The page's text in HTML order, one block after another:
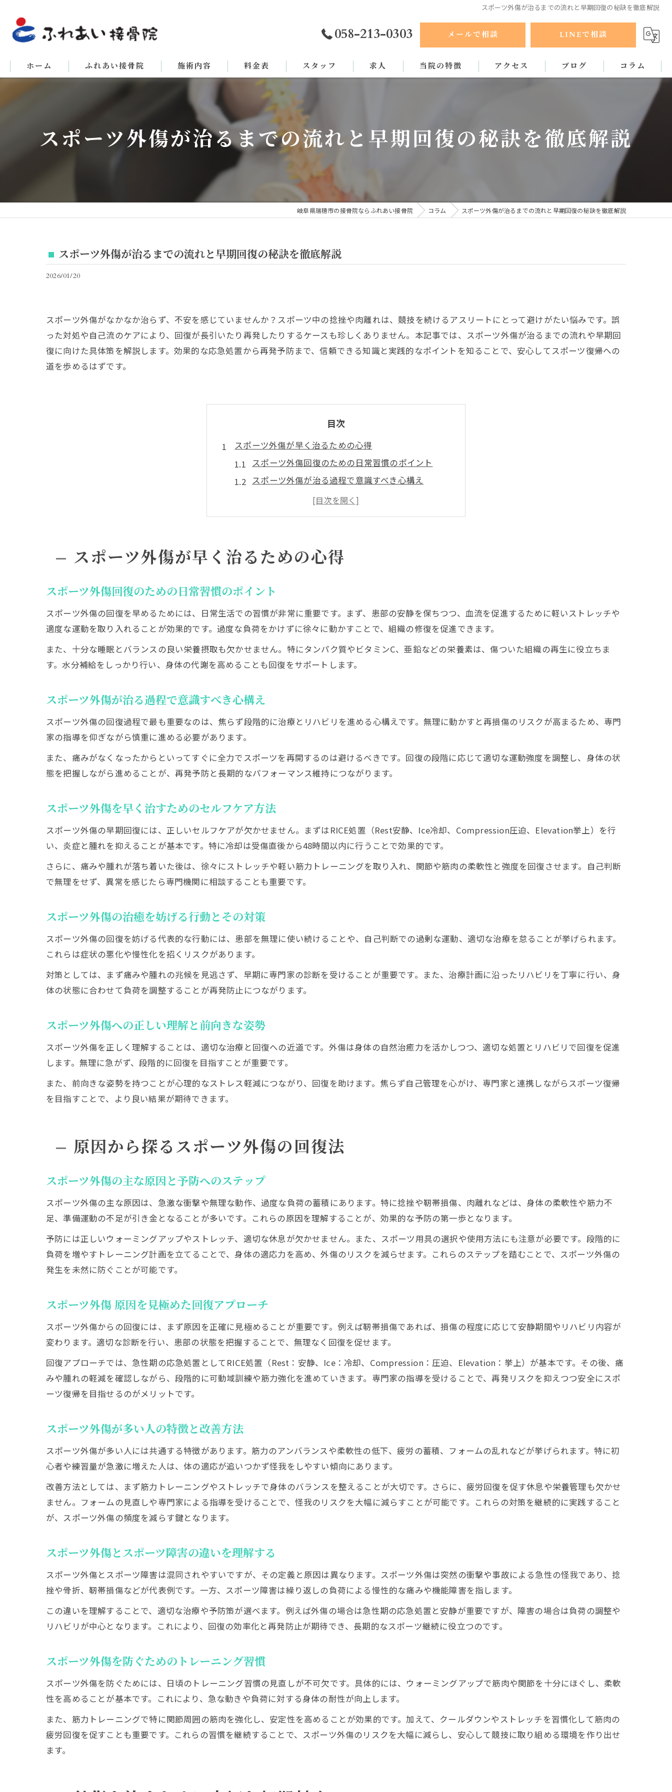
スポーツ外傷が治るまでの流れと早期回復の秘訣を徹底解説
058-213-0303 メールで相談 LINEで相談
ホーム ふれあい接骨院 施術内容 料金表 スタッフ 求人 当院の特徴
姿勢矯正
アクセス ブログ コラム
スポーツ外傷が治るまでの流れと早期回復の秘訣を徹底解説
岐阜県瑞穂市の接骨院ならふれあい接骨院 コラム スポーツ外傷が治るまでの流れと早期回復の秘訣を徹底解説
スポーツ外傷が治るまでの流れと早期回復の秘訣を徹底解説
2026/01/20
スポーツ外傷がなかなか治らず、不安を感じていませんか？スポーツ中の捻挫や肉離れは、競技を続けるアスリートにとって避けがたい悩みです。誤
った対処や自己流のケアにより、回復が長引いたり再発したりするケースも珍しくありません。本記事では、スポーツ外傷が治るまでの流れや早期回
復に向けた具体策を解説します。効果的な応急処置から再発予防まで、信頼できる知識と実践的なポイントを知ることで、安心してスポーツ復帰への
道を歩めるはずです。
目次
スポーツ外傷が早く治るための心得
スポーツ外傷回復のための日常習慣のポイント
スポーツ外傷が治る過程で意識すべき心構え
スポーツ外傷を早く治すためのセルフケア方法
スポーツ外傷の治癒を妨げる行動とその対策
原因から探るスポーツ外傷の回復法
スポーツ外傷の主な原因と予防へのステップ
スポーツ外傷 原因を見極めた回復アプローチ
スポーツ外傷とスポーツ障害の違いを理解する
外傷を治すために大切な初期対応
スポーツ外傷 初期対応の基本と実践法
スポーツ外傷の初期対応で重要な注意点
スポーツ外傷 初期処置と再発防止の工夫
症状別スポーツ外傷の治癒ポイント解説
スポーツ外傷 一覧からみる主な症状の特徴
スポーツ外傷ランキングにみる多い怪我と対策
スポーツ外傷それぞれの治癒期間の傾向
スポーツ外傷例で解説する治療のコツ
もし再発を防ぐなら抑えておくべき予防策
スポーツ外傷 予防に効果的なストレッチ方法
スポーツ外傷予防に役立つセルフチェックのコツ
スポーツ外傷が多い人の特徴と対策ポイント
スポーツ外傷と障害の違いを活かした予防法
治療経過で見落としがちな注意点とは
スポーツ外傷 治療経過で気をつけたいポイント
スポーツ外傷治療中のリハビリの落とし穴
スポーツ外傷治療でやりがちな間違い対策
スポーツ外傷が早く治るための心得
スポーツ外傷回復のための日常習慣のポイント
スポーツ外傷の回復を早めるためには、日常生活での習慣が非常に重要です。まず、患部の安静を保ちつつ、血流を促進するために軽いストレッチや
適度な運動を取り入れることが効果的です。過度な負荷をかけずに徐々に動かすことで、組織の修復を促進できます。
また、十分な睡眠とバランスの良い栄養摂取も欠かせません。特にタンパク質やビタミンC、亜鉛などの栄養素は、傷ついた組織の再生に役立ちま
す。水分補給をしっかり行い、身体の代謝を高めることも回復をサポートします。
スポーツ外傷が治る過程で意識すべき心構え
スポーツ外傷の回復過程で最も重要なのは、焦らず段階的に治療とリハビリを進める心構えです。無理に動かすと再損傷のリスクが高まるため、専門
家の指導を仰ぎながら慎重に進める必要があります。
また、痛みがなくなったからといってすぐに全力でスポーツを再開するのは避けるべきです。回復の段階に応じて適切な運動強度を調整し、身体の状
態を把握しながら進めることが、再発予防と長期的なパフォーマンス維持につながります。
スポーツ外傷を早く治すためのセルフケア方法
スポーツ外傷の早期回復には、正しいセルフケアが欠かせません。まずはRICE処置（Rest安静、Ice冷却、Compression圧迫、Elevation挙上）を行
い、炎症と腫れを抑えることが基本です。特に冷却は受傷直後から48時間以内に行うことで効果的です。
さらに、痛みや腫れが落ち着いた後は、徐々にストレッチや軽い筋力トレーニングを取り入れ、関節や筋肉の柔軟性と強度を回復させます。自己判断
で無理をせず、異常を感じたら専門機関に相談することも重要です。
スポーツ外傷の治癒を妨げる行動とその対策
スポーツ外傷の回復を妨げる代表的な行動には、患部を無理に使い続けることや、自己判断での過剰な運動、適切な治療を怠ることが挙げられます。
これらは症状の悪化や慢性化を招くリスクがあります。
対策としては、まず痛みや腫れの兆候を見逃さず、早期に専門家の診断を受けることが重要です。また、治療計画に沿ったリハビリを丁寧に行い、身
体の状態に合わせて負荷を調整することが再発防止につながります。
スポーツ外傷への正しい理解と前向きな姿勢
スポーツ外傷を正しく理解することは、適切な治療と回復への近道です。外傷は身体の自然治癒力を活かしつつ、適切な処置とリハビリで回復を促進
します。無理に急がず、段階的に回復を目指すことが重要です。
また、前向きな姿勢を持つことが心理的なストレス軽減につながり、回復を助けます。焦らず自己管理を心がけ、専門家と連携しながらスポーツ復帰
を目指すことで、より良い結果が期待できます。
原因から探るスポーツ外傷の回復法
スポーツ外傷の主な原因と予防へのステップ
スポーツ外傷の主な原因は、急激な衝撃や無理な動作、過度な負荷の蓄積にあります。特に捻挫や靭帯損傷、肉離れなどは、身体の柔軟性や筋力不
足、準備運動の不足が引き金となることが多いです。これらの原因を理解することが、効果的な予防の第一歩となります。
予防には正しいウォーミングアップやストレッチ、適切な休息が欠かせません。また、スポーツ用具の選択や使用方法にも注意が必要です。段階的に
負荷を増やすトレーニング計画を立てることで、身体の適応力を高め、外傷のリスクを減らせます。これらのステップを踏むことで、スポーツ外傷の
発生を未然に防ぐことが可能です。
スポーツ外傷 原因を見極めた回復アプローチ
スポーツ外傷からの回復には、まず原因を正確に見極めることが重要です。例えば靭帯損傷であれば、損傷の程度に応じて安静期間やリハビリ内容が
変わります。適切な診断を行い、患部の状態を把握することで、無理なく回復を促せます。
回復アプローチでは、急性期の応急処置としてRICE処置（Rest：安静、Ice：冷却、Compression：圧迫、Elevation：挙上）が基本です。その後、痛
みや腫れの軽減を確認しながら、段階的に可動域訓練や筋力強化を進めていきます。専門家の指導を受けることで、再発リスクを抑えつつ安全にスポ
ーツ復帰を目指せるのがメリットです。
スポーツ外傷が多い人の特徴と改善方法
スポーツ外傷が多い人には共通する特徴があります。筋力のアンバランスや柔軟性の低下、疲労の蓄積、フォームの乱れなどが挙げられます。特に初
心者や練習量が急激に増えた人は、体の適応が追いつかず怪我をしやすい傾向にあります。
改善方法としては、まず筋力トレーニングやストレッチで身体のバランスを整えることが大切です。さらに、疲労回復を促す休息や栄養管理も欠かせ
ません。フォームの見直しや専門家による指導を受けることで、怪我のリスクを大幅に減らすことが可能です。これらの対策を継続的に実践すること
が、スポーツ外傷の頻度を減らす鍵となります。
スポーツ外傷とスポーツ障害の違いを理解する
スポーツ外傷とスポーツ障害は混同されやすいですが、その定義と原因は異なります。スポーツ外傷は突然の衝撃や事故による急性の怪我であり、捻
挫や骨折、靭帯損傷などが代表例です。一方、スポーツ障害は繰り返しの負荷による慢性的な痛みや機能障害を指します。
この違いを理解することで、適切な治療や予防策が選べます。例えば外傷の場合は急性期の応急処置と安静が重要ですが、障害の場合は負荷の調整や
リハビリが中心となります。これにより、回復の効率化と再発防止が期待でき、長期的なスポーツ継続に役立つのです。
スポーツ外傷を防ぐためのトレーニング習慣
スポーツ外傷を防ぐためには、日頃のトレーニング習慣の見直しが不可欠です。具体的には、ウォーミングアップで筋肉や関節を十分にほぐし、柔軟
性を高めることが基本です。これにより、急な動きや負荷に対する身体の耐性が向上します。
また、筋力トレーニングで特に関節周囲の筋肉を強化し、安定性を高めることが効果的です。加えて、クールダウンやストレッチを習慣化して筋肉の
疲労回復を促すことも重要です。これらの習慣を継続することで、スポーツ外傷のリスクを大幅に減らし、安心して競技に取り組める環境を作り出せ
ます。